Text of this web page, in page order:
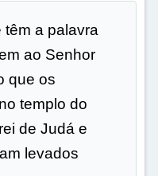
têm a palavra
ao Senhor
que os
templo do
de Judá e
levados